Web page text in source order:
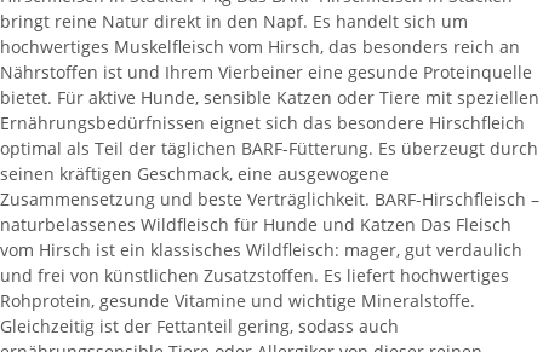
bringt reine Natur direkt in den Napf. Es handelt sich um
hochwertiges Muskelfleisch vom Hirsch, das besonders reich an
Nährstoffen ist und Ihrem Vierbeiner eine gesunde Proteinquelle
bietet. Für aktive Hunde, sensible Katzen oder Tiere mit speziellen
Ernährungsbedürfnissen eignet sich das besondere Hirschfleich
optimal als Teil der täglichen BARF-Fütterung. Es überzeugt durch
seinen kräftigen Geschmack, eine ausgewogene
Zusammensetzung und beste Verträglichkeit. BARF-Hirschfleisch –
naturbelassenes Wildfleisch für Hunde und Katzen Das Fleisch
vom Hirsch ist ein klassisches Wildfleisch: mager, gut verdaulich
und frei von künstlichen Zusatzstoffen. Es liefert hochwertiges
Rohprotein, gesunde Vitamine und wichtige Mineralstoffe.
Gleichzeitig ist der Fettanteil gering, sodass auch